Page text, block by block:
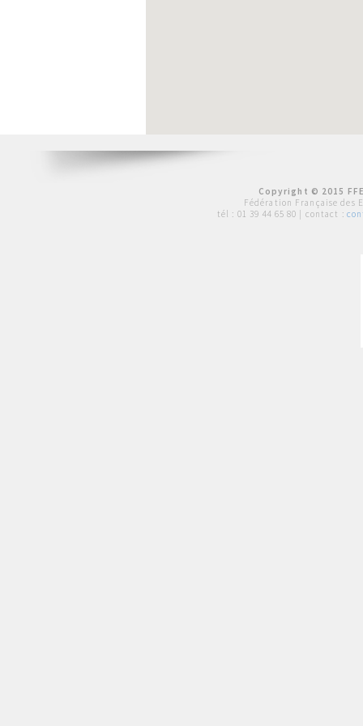
Copyright © 2015
Fédération Française des
tél : 01 39 44 65 80 | contact :